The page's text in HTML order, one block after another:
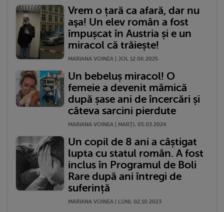
Vrem o țară ca afară, dar nu
aşa! Un elev român a fost
împușcat în Austria și e un
miracol că trăiește!
MARIANA VOINEA | JOI, 12.06.2025
Un bebeluș miracol! O
femeie a devenit mămică
după șase ani de încercări și
câteva sarcini pierdute
MARIANA VOINEA | MARŢI, 05.03.2024
Un copil de 8 ani a câștigat
lupta cu statul român. A fost
inclus în Programul de Boli
Rare după ani întregi de
suferință
MARIANA VOINEA | LUNI, 02.10.2023